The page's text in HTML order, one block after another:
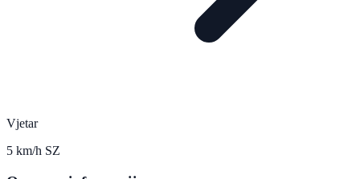
Vjetar
5 km/h SZ